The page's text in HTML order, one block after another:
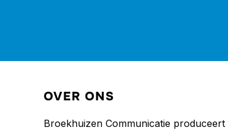
OVER ONS
Broekhuizen Communicatie produceert